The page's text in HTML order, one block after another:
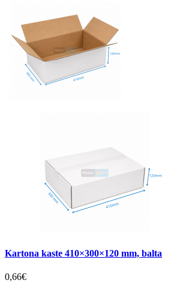
Kartona kaste 410×300×120 mm, balta
0,66€